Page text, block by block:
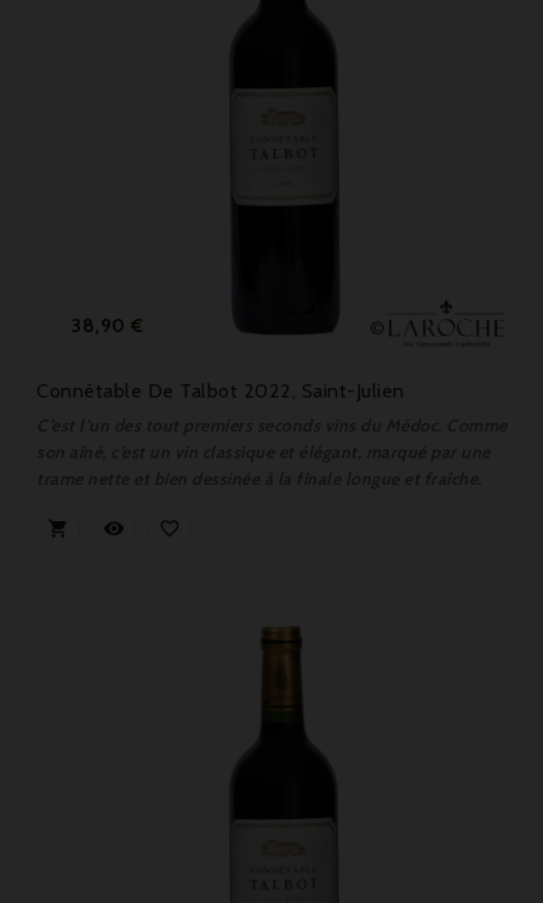
Prix
38,90 €
Connétable De Talbot 2022, Saint-Julien
  